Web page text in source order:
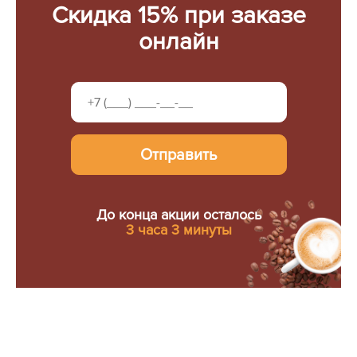
Скидка 15% при заказе
онлайн
Отправить
До конца акции осталось
3 часа 3 минуты